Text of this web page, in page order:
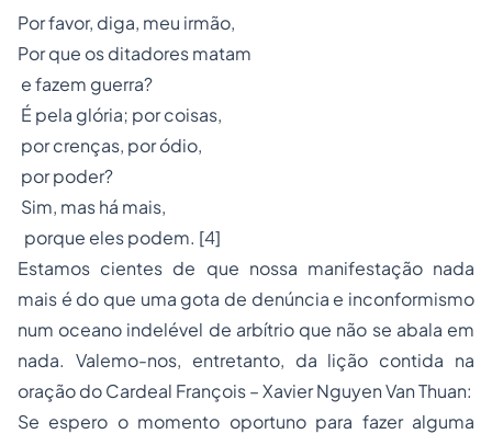
Por favor, diga, meu irmão,
Por que os ditadores matam
e fazem guerra?
É pela glória; por coisas,
por crenças, por ódio,
por poder?
Sim, mas há mais,
porque eles podem. [4]
Estamos cientes de que nossa manifestação nada
mais é do que uma gota de denúncia e inconformismo
num oceano indelével de arbítrio que não se abala em
nada. Valemo-nos, entretanto, da lição contida na
oração do Cardeal François – Xavier Nguyen Van Thuan:
Se espero o momento oportuno para fazer alguma